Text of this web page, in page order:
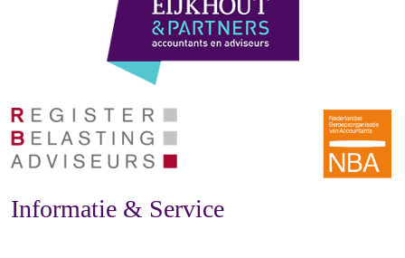
Informatie & Service